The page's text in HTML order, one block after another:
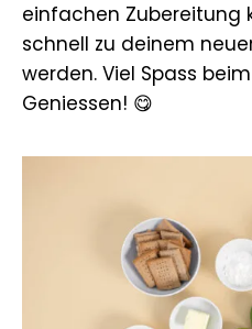
einfachen Zubereitung
schnell zu deinem
werden. Viel Spass
Geniessen! 😋